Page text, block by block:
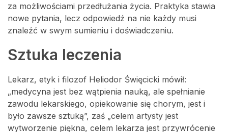
za możliwościami przedłużania życia. Praktyka stawia
nowe pytania, lecz odpowiedź na nie każdy musi
znaleźć w swym sumieniu i doświadczeniu.
Sztuka leczenia
Lekarz, etyk i filozof Heliodor Święcicki mówił:
„medycyna jest bez wątpienia nauką, ale spełnianie
zawodu lekarskiego, opiekowanie się chorym, jest i
było zawsze sztuką”, zaś „celem artysty jest
wytworzenie piękna, celem lekarza jest przywrócenie